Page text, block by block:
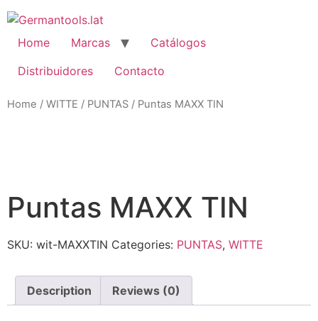
Skip
to
content
Home Marcas
Catálogos
Distribuidores
Contacto
Home / WITTE / PUNTAS / Puntas MAXX TIN
Puntas MAXX TIN
SKU: wit-MAXXTIN Categories: PUNTAS, WITTE
Description Reviews (0)